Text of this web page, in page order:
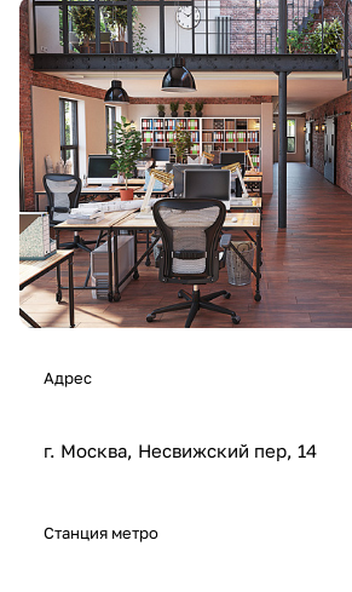
Адрес
г. Москва, Несвижский пер, 14
Станция метро